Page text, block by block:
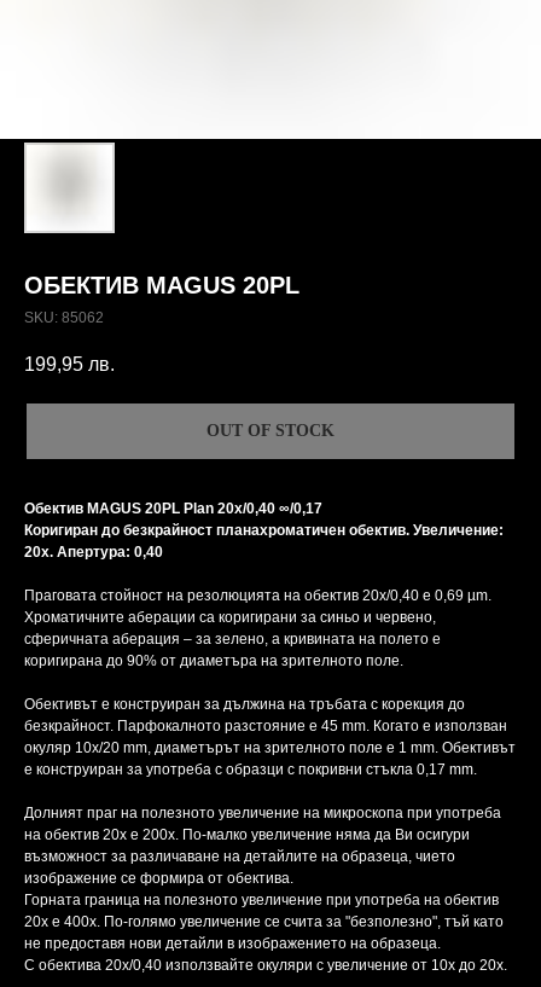
ОБЕКТИВ MAGUS 20PL
SKU: 85062
199,95 лв.
OUT OF STOCK
Обектив MAGUS 20PL Plan 20х/0,40 ∞/0,17
Коригиран до безкрайност планахроматичен обектив. Увеличение:
20x. Апертура: 0,40
Праговата стойност на резолюцията на обектив 20х/0,40 е 0,69 µm.
Хроматичните аберации са коригирани за синьо и червено,
сферичната аберация – за зелено, а кривината на полето е
коригирана до 90% от диаметъра на зрителното поле.
Обективът е конструиран за дължина на тръбата с корекция до
безкрайност. Парфокалното разстояние е 45 mm. Когато е използван
окуляр 10x/20 mm, диаметърът на зрителното поле е 1 mm. Обективът
е конструиран за употреба с образци с покривни стъкла 0,17 mm.
Долният праг на полезното увеличение на микроскопа при употреба
на обектив 20x е 200x. По-малко увеличение няма да Ви осигури
възможност за различаване на детайлите на образеца, чието
изображение се формира от обектива.
Горната граница на полезното увеличение при употреба на обектив
20х е 400x. По-голямо увеличение се счита за "безполезно", тъй като
не предоставя нови детайли в изображението на образеца.
С обектива 20x/0,40 използвайте окуляри с увеличение от 10x до 20x.